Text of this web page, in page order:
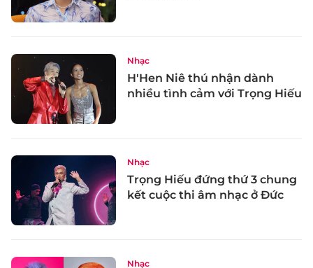
Nhạc
H'Hen Niê thú nhận dành
nhiều tình cảm với Trọng Hiếu
Nhạc
Trọng Hiếu đứng thứ 3 chung
kết cuộc thi âm nhạc ở Đức
Nhạc